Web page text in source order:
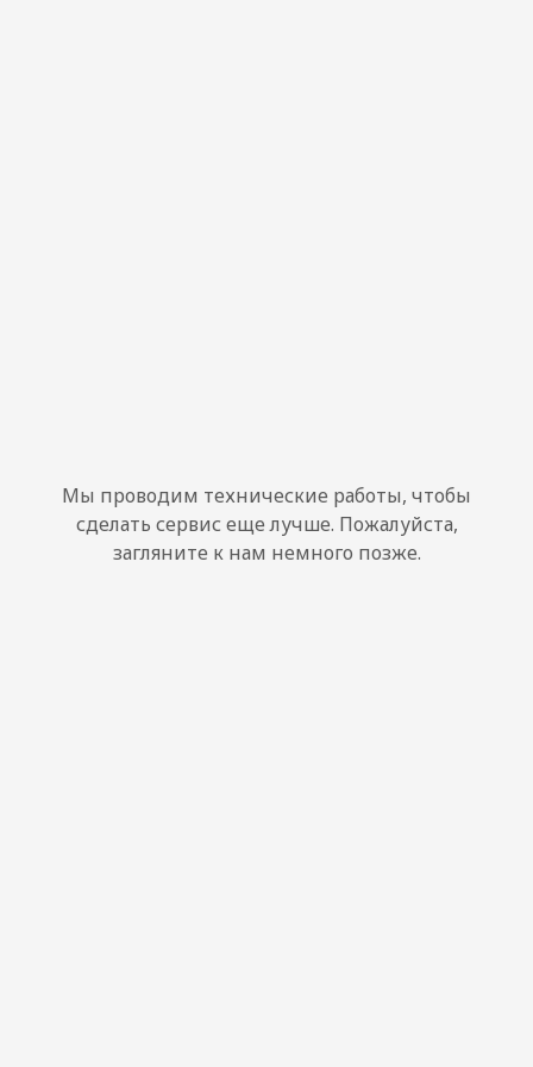
Мы проводим технические работы, чтобы
сделать сервис еще лучше. Пожалуйста,
загляните к нам немного позже.